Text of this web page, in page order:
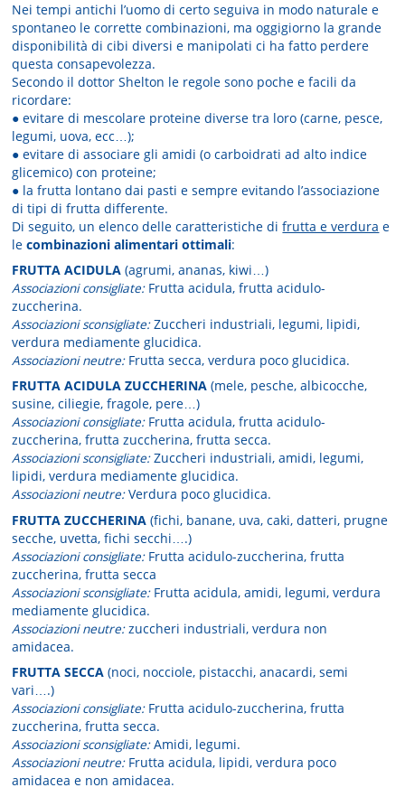
Nei tempi antichi l’uomo di certo seguiva in modo naturale e
spontaneo le corrette combinazioni, ma oggigiorno la grande
disponibilità di cibi diversi e manipolati ci ha fatto perdere
questa consapevolezza.
Secondo il dottor Shelton le regole sono poche e facili da
ricordare:
● evitare di mescolare proteine diverse tra loro (carne, pesce,
legumi, uova, ecc…);
● evitare di associare gli amidi (o carboidrati ad alto indice
glicemico) con proteine;
● la frutta lontano dai pasti e sempre evitando l’associazione
di tipi di frutta differente.
Di seguito, un elenco delle caratteristiche difrutta e verdura e
lecombinazioni alimentari ottimali:
FRUTTA ACIDULA (agrumi, ananas, kiwi…)
Associazioni consigliate:Frutta acidula, frutta acidulo-
zuccherina.
Associazioni sconsigliate:Zuccheri industriali, legumi, lipidi,
verdura mediamente glucidica.
Associazioni neutre:Frutta secca, verdura poco glucidica.
FRUTTA ACIDULA ZUCCHERINA (mele, pesche, albicocche,
susine, ciliegie, fragole, pere…)
Associazioni consigliate:Frutta acidula, frutta acidulo-
zuccherina, frutta zuccherina, frutta secca.
Associazioni sconsigliate:Zuccheri industriali, amidi, legumi,
lipidi, verdura mediamente glucidica.
Associazioni neutre:Verdura poco glucidica.
FRUTTA ZUCCHERINA (fichi, banane, uva, caki, datteri, prugne
secche, uvetta, fichi secchi….)
Associazioni consigliate:Frutta acidulo-zuccherina, frutta
zuccherina, frutta secca
Associazioni sconsigliate:Frutta acidula, amidi, legumi, verdura
mediamente glucidica.
Associazioni neutre:zuccheri industriali, verdura non
amidacea.
FRUTTA SECCA (noci, nocciole, pistacchi, anacardi, semi
vari….)
Associazioni consigliate:Frutta acidulo-zuccherina, frutta
zuccherina, frutta secca.
Associazioni sconsigliate:Amidi, legumi.
Associazioni neutre:Frutta acidula, lipidi, verdura poco
amidacea e non amidacea.